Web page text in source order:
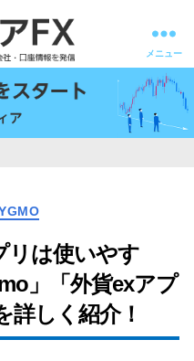
メニュー
リは使いやす
」「外貨exアプ
詳しく紹介！